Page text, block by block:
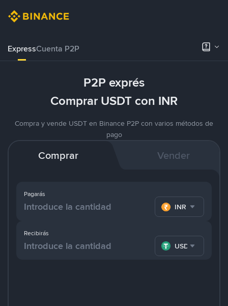
ExpressCuenta P2P
P2P exprés
Comprar USDT con INR
Compra y vende USDT en Binance P2P con varios métodos de
pago
Comprar Vender
Pagarás
INR
Recibirás
USDT